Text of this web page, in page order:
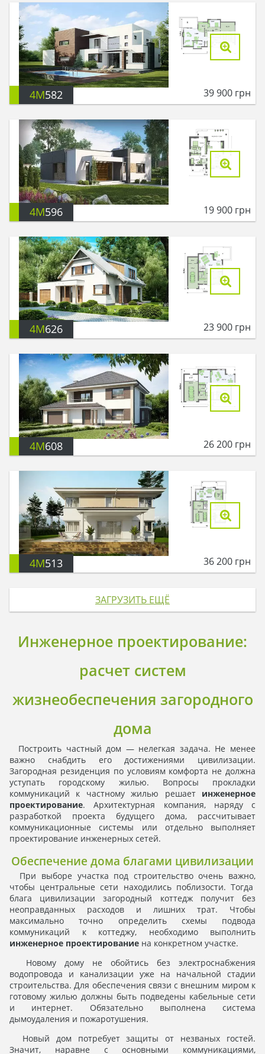
4M582 39 900 грн
4M596 19 900 грн
4M626 23 900 грн
4M608 26 200 грн
4M513 36 200 грн
ЗАГРУЗИТЬ ЕЩЁ
Инженерное проектирование:
расчет систем
жизнеобеспечения загородного
дома
Построить частный дом — нелегкая задача. Не менее
важно снабдить его достижениями цивилизации.
Загородная резиденция по условиям комфорта не должна
уступать городскому жилью. Вопросы прокладки
коммуникаций к частному жилью решает инженерное
проектирование. Архитектурная компания, наряду с
разработкой проекта будущего дома, рассчитывает
коммуникационные системы или отдельно выполняет
проектирование инженерных сетей.
Обеспечение дома благами цивилизации
При выборе участка под строительство очень важно,
чтобы центральные сети находились поблизости. Тогда
блага цивилизации загородный коттедж получит без
неоправданных расходов и лишних трат. Чтобы
максимально точно определить схемы подвода
коммуникаций к коттеджу, необходимо выполнить
инженерное проектирование на конкретном участке.
Новому дому не обойтись без электроснабжения
водопровода и канализации уже на начальной стадии
строительства. Для обеспечения связи с внешним миром к
готовому жилью должны быть подведены кабельные сети
и интернет. Обязательно выполнена система
дымоудаления и пожаротушения.
Новый дом потребует защиты от незваных гостей.
Значит, наравне с основными коммуникациями,